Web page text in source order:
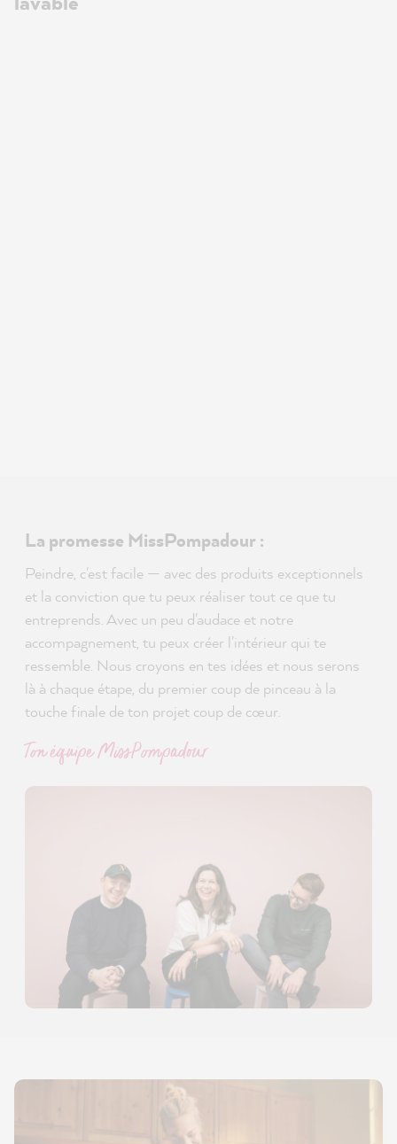
La promesse MissPompadour :
Peindre, c'est facile — avec des produits exceptionnels
et la conviction que tu peux réaliser tout ce que tu
entreprends. Avec un peu d'audace et notre
accompagnement, tu peux créer l'intérieur qui te
ressemble. Nous croyons en tes idées et nous serons
là à chaque étape, du premier coup de pinceau à la
touche finale de ton projet coup de cœur.
Ton équipe MissPompadour